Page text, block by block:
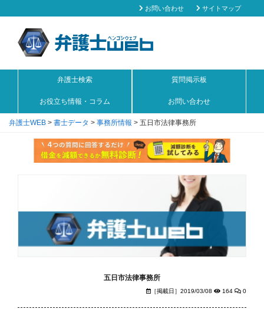
お問い合わせ サイトマップ
弁護士検索 質問掲示板
お役立ち情報・コラム お問い合わせ
弁護士WEB > 書士データ > 事務所情報 > 五日市法律事務所
五日市法律事務所
［掲載日］2019/03/08 164 0